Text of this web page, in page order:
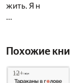
жить. Я н
...
Похожие